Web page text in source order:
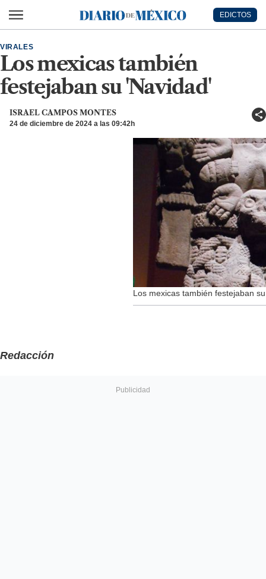
Diario de México
EDICTOS
Los mexicas también
festejaban su 'Navidad'
VIRALES
ISRAEL CAMPOS MONTES
24 de diciembre de 2024 a las 09:42h
Los mexicas también festejaban
Redacción